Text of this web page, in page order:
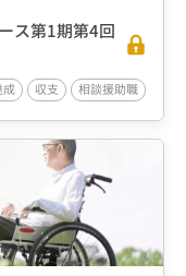
ス第1期第4回
成 収支 相談援助職